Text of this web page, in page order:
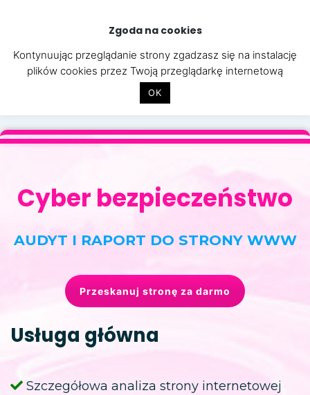
Cyber bezpieczeństwo
AUDYT I RAPORT DO STRONY WWW
Przeskanuj stronę za darmo
Usługa główna
Szczegółowa analiza strony internetowej
Zgoda na cookies
Kontynuując przeglądanie strony zgadzasz się na instalację
plików cookies przez Twoją przeglądarkę internetową
OK